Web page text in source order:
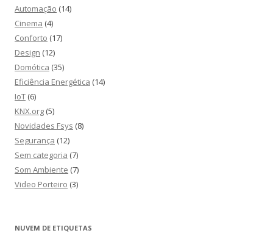
Automação (14)
Cinema (4)
Conforto (17)
Design (12)
Domótica (35)
Eficiência Energética (14)
IoT (6)
KNX.org (5)
Novidades Fsys (8)
Segurança (12)
Sem categoria (7)
Som Ambiente (7)
Video Porteiro (3)
NUVEM DE ETIQUETAS